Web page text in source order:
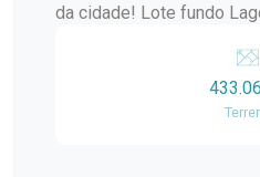
da cidade! Lote fundo Lago! Medidas: 15m x
projeto residencial de alto
aproveitamento do
conforto, privacidade e